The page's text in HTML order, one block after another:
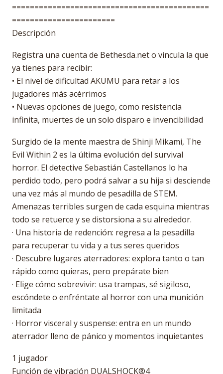
============================================
=======================
Descripción
Registra una cuenta de Bethesda.net o vincula la que
ya tienes para recibir:
• El nivel de dificultad AKUMU para retar a los
jugadores más acérrimos
• Nuevas opciones de juego, como resistencia
infinita, muertes de un solo disparo e invencibilidad
Surgido de la mente maestra de Shinji Mikami, The
Evil Within 2 es la última evolución del survival
horror. El detective Sebastián Castellanos lo ha
perdido todo, pero podrá salvar a su hija si desciende
una vez más al mundo de pesadilla de STEM.
Amenazas terribles surgen de cada esquina mientras
todo se retuerce y se distorsiona a su alrededor.
· Una historia de redención: regresa a la pesadilla
para recuperar tu vida y a tus seres queridos
· Descubre lugares aterradores: explora tanto o tan
rápido como quieras, pero prepárate bien
· Elige cómo sobrevivir: usa trampas, sé sigiloso,
escóndete o enfréntate al horror con una munición
limitada
· Horror visceral y suspense: entra en un mundo
aterrador lleno de pánico y momentos inquietantes
1 jugador
Función de vibración DUALSHOCK®4